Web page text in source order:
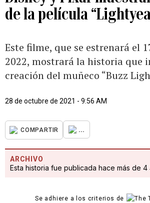
de la película
Este filme, que se estrenará el
2022, mostrará la historia que
creación del muñeco “Buzz
28 de octubre de 2021 - 9:56 AM
COMPARTIR ...
ARCHIVO
Esta historia fue publicada hace más de 4
Se adhiere a los criterios de